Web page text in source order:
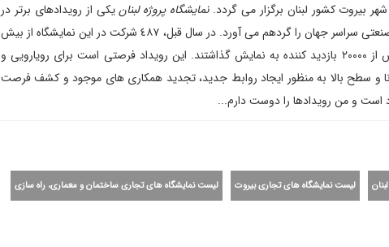
نمایشگاه پروژه لبنانیکی از رویدادهای برتر در
نوع خود در منطقه محسوب می گردد که رهبران صنعتی سراسر جهان را گردهم می آورد. در سال قبل، ٤٨٧ شرکت در این نمایشگاه از بیش
از ٢٠ کشور محصولات و خدمات خود را برای بیش از ٢٠٠٠٠ بازدید کننده به نمایش گذاشتند. این رویداد فرصتی است برای رویارویی و
و سطح بالا به منظور ایجاد روابط جدید، تجدید همکاری های موجود و کشف فرصت
است و من رویداد‌ها را دوست دارم...
لیست نمایشگاه های تجاری بیروت لیست نمایشگاه های تجاری ساختمان و معماری، راه سازی